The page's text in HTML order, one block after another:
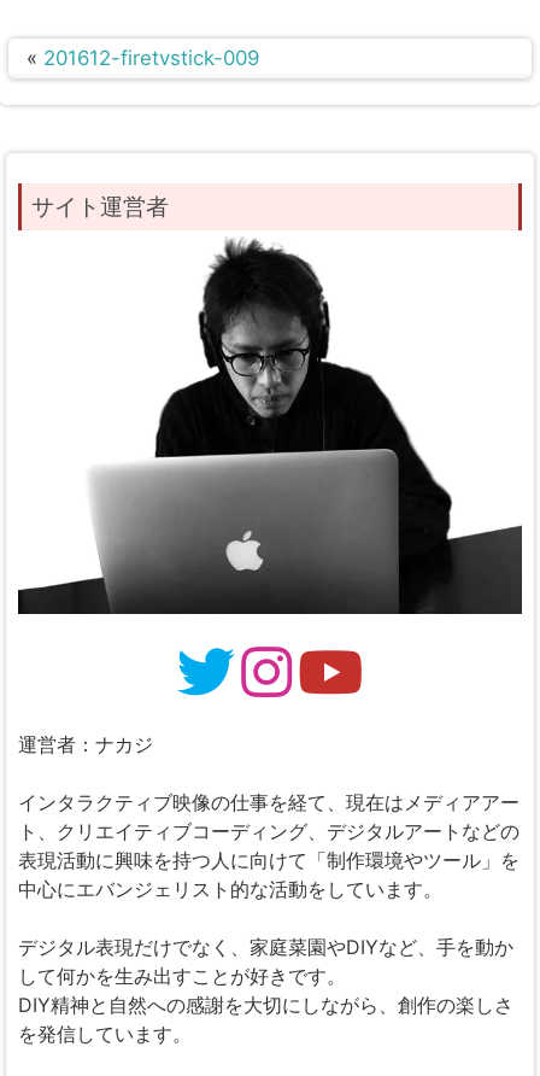
« 201612-firetvstick-009
サイト運営者
運営者：ナカジ
インタラクティブ映像の仕事を経て、現在はメディアアー
ト、クリエイティブコーディング、デジタルアートなどの
表現活動に興味を持つ人に向けて「制作環境やツール」を
中心にエバンジェリスト的な活動をしています。
デジタル表現だけでなく、家庭菜園やDIYなど、手を動か
して何かを生み出すことが好きです。
DIY精神と自然への感謝を大切にしながら、創作の楽しさ
を発信しています。